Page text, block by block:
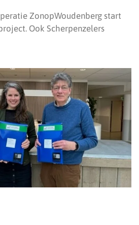
ZonopWoudenberg start
Ook Scherpenzelers